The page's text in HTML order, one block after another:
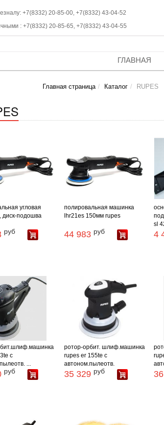
+7(8332) 20-85-00, +7(8332) 43-04-52
: +7(8332) 20-85-65, +7(8332) 43-04-55
ГЛАВНАЯ
Главная страница Каталог RUPES
угловая
диск-подошва
руб
полировальная машинка
lhr21es 150мм rupes
44 983 руб
sl
4
с
...
руб
ротор-орбит. шлиф.машинка
rupes er 155te с
автоном.пылеотв.
35 329 руб